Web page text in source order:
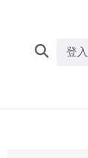
登入